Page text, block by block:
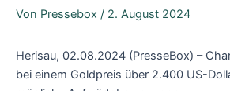
Von Pressebox / 2. August 2024
Herisau, 02.08.2024 (PresseBox) –
bei einem Goldpreis über 2.400 US-